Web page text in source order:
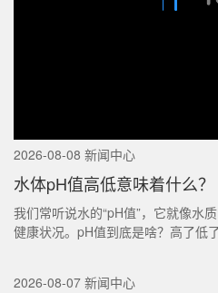
2026-08-08 新闻中心
水体pH值高低意味着什么？
我们常听说水的“pH值”，它就像水
健康状况。pH值到底是啥？高了低
2026-08-07 新闻中心